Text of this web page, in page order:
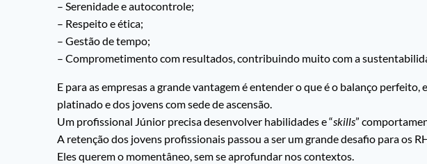
– Serenidade e autocontrole;
– Respeito e ética;
– Gestão de tempo;
– Comprometimento com resultados, contribuindo muito com a
E para as empresas a grande vantagem é entender o que é o balanço perfeito,
platinado e dos jovens com sede de ascensão.
Um profissional Júnior precisa desenvolver habilidades e “skills”
A retenção dos jovens profissionais passou a ser um grande desafio para os
Eles querem o momentâneo, sem se aprofundar nos contextos.